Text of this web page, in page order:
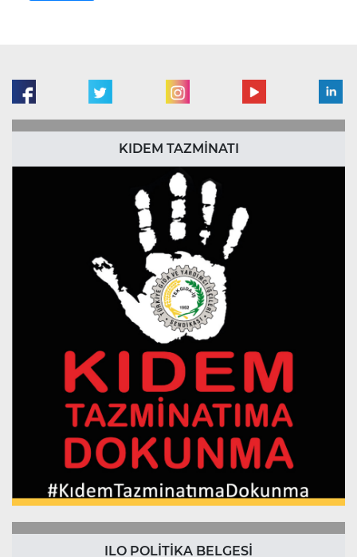
KIDEM TAZMİNATI
ILO POLİTİKA BELGESİ